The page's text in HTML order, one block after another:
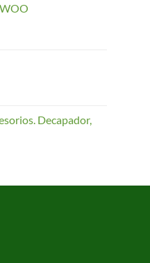
Decapador,